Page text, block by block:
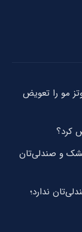
مو را تعویض
کرد؟
و صندلی‌تان
ندارد؛